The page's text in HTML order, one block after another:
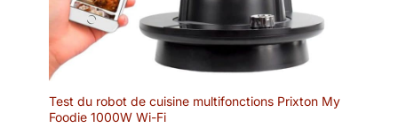
Test du robot de cuisine multifonctions Prixton My
Foodie 1000W Wi-Fi